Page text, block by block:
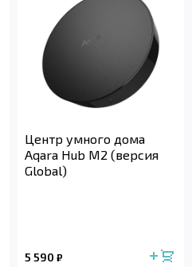
Центр умного дома
Aqara Hub M2 (версия
Global)
5 590 ₽